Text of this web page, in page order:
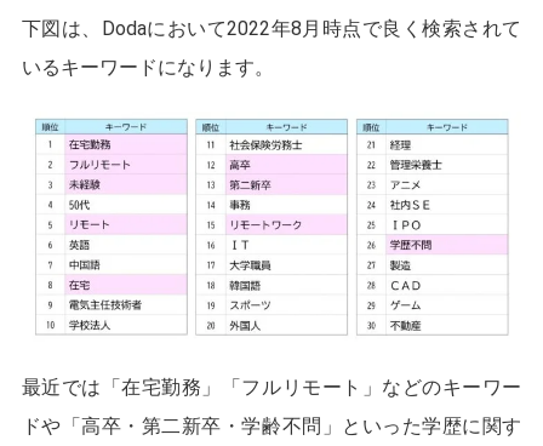
下図は、Dodaにおいて2022年8月時点で良く検索されて
いるキーワードになります。
最近では「在宅勤務」「フルリモート」などのキーワー
ドや「高卒・第二新卒・学齢不問」といった学歴に関す